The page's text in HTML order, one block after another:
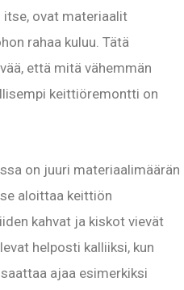
ovat materiaalit
rahaa kuluu. Tätä
että mitä vähemmän
keittiöremontti on
on juuri materiaalimäärän
aloittaa keittiön
kahvat ja kiskot vievät
helposti kalliiksi, kun
ajaa esimerkiksi